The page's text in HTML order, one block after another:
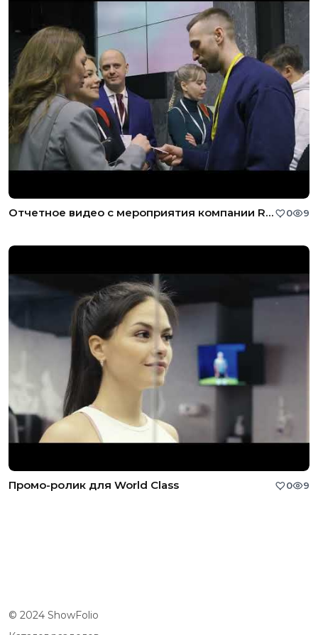
Отчетное видео с мероприятия компании REPA 0 9
Промо-ролик для World Class 0 9
© 2024 ShowFolio